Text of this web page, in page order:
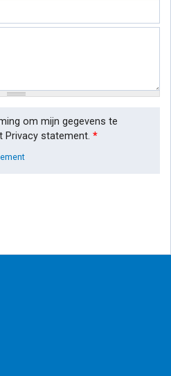
om mijn gegevens te
Privacy statement. *